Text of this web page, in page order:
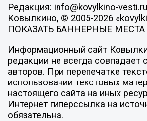
Редакция: info@kovylkino-vesti.ru
Ковылкино, © 2005-2026
ПОКАЗАТЬ БАННЕРНЫЕ МЕСТА
Информационный сайт
редакции не всегда совпадает
авторов. При перепечатке
использовании текстовых
настоящего сайта на иных
Интернет гиперссылка на
обязательна.